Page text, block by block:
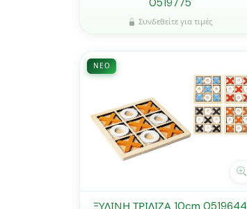
0519775
Συνδεθείτε για τιμές
ΝΈΟ
ΞΥΛΙΝΗ ΤΡΙΛΙΖΑ 10cm 0519644